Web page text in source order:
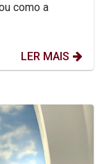
como a
LER MAIS